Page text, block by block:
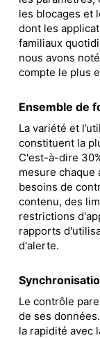
les blocages et
dont les
familiaux
nous avons
compte le plus
Ensemble de
La variété et
constituent la
C'est-à-dire
mesure chaque
besoins de
contenu, des
restrictions
rapports
d'alerte.
Le contrôle
de ses
la rapidité avec